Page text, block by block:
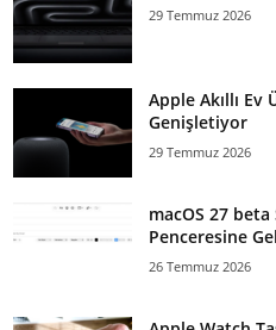
29 Temmuz 2026
Apple Akıllı
Genişletiyor
29 Temmuz 2026
macOS 27
Penceresine
26 Temmuz 2026